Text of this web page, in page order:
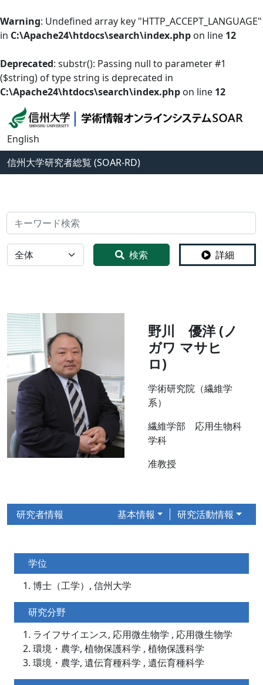
Warning: Undefined array key "HTTP_ACCEPT_LANGUAGE"
in C:\Apache24\htdocs\search\index.php on line 12
Deprecated: substr(): Passing null to parameter #1
($string) of type string is deprecated in
C:\Apache24\htdocs\search\index.php on line 12
English
信州大学研究者総覧 (SOAR-RD)
検索
全体 検索 詳細
野川 優洋 (ノ
ガワ マサヒ
ロ)
学術研究院（繊維学
系）
繊維学部 応用生物科
学科
准教授
研究者情報 基本情報 研究活動情報
学位
博士（工学）, 信州大学
研究分野
ライフサイエンス, 応用微生物学 , 応用微生物学
環境・農学, 植物保護科学 , 植物保護科学
環境・農学, 遺伝育種科学 , 遺伝育種科学